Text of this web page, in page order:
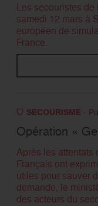
Les secouristes
samedi 12 mars à
européen de
France.
SECOURISME-
Opération «
Après les attentats
Français ont
utiles pour sauver
demande, le
des acteurs du